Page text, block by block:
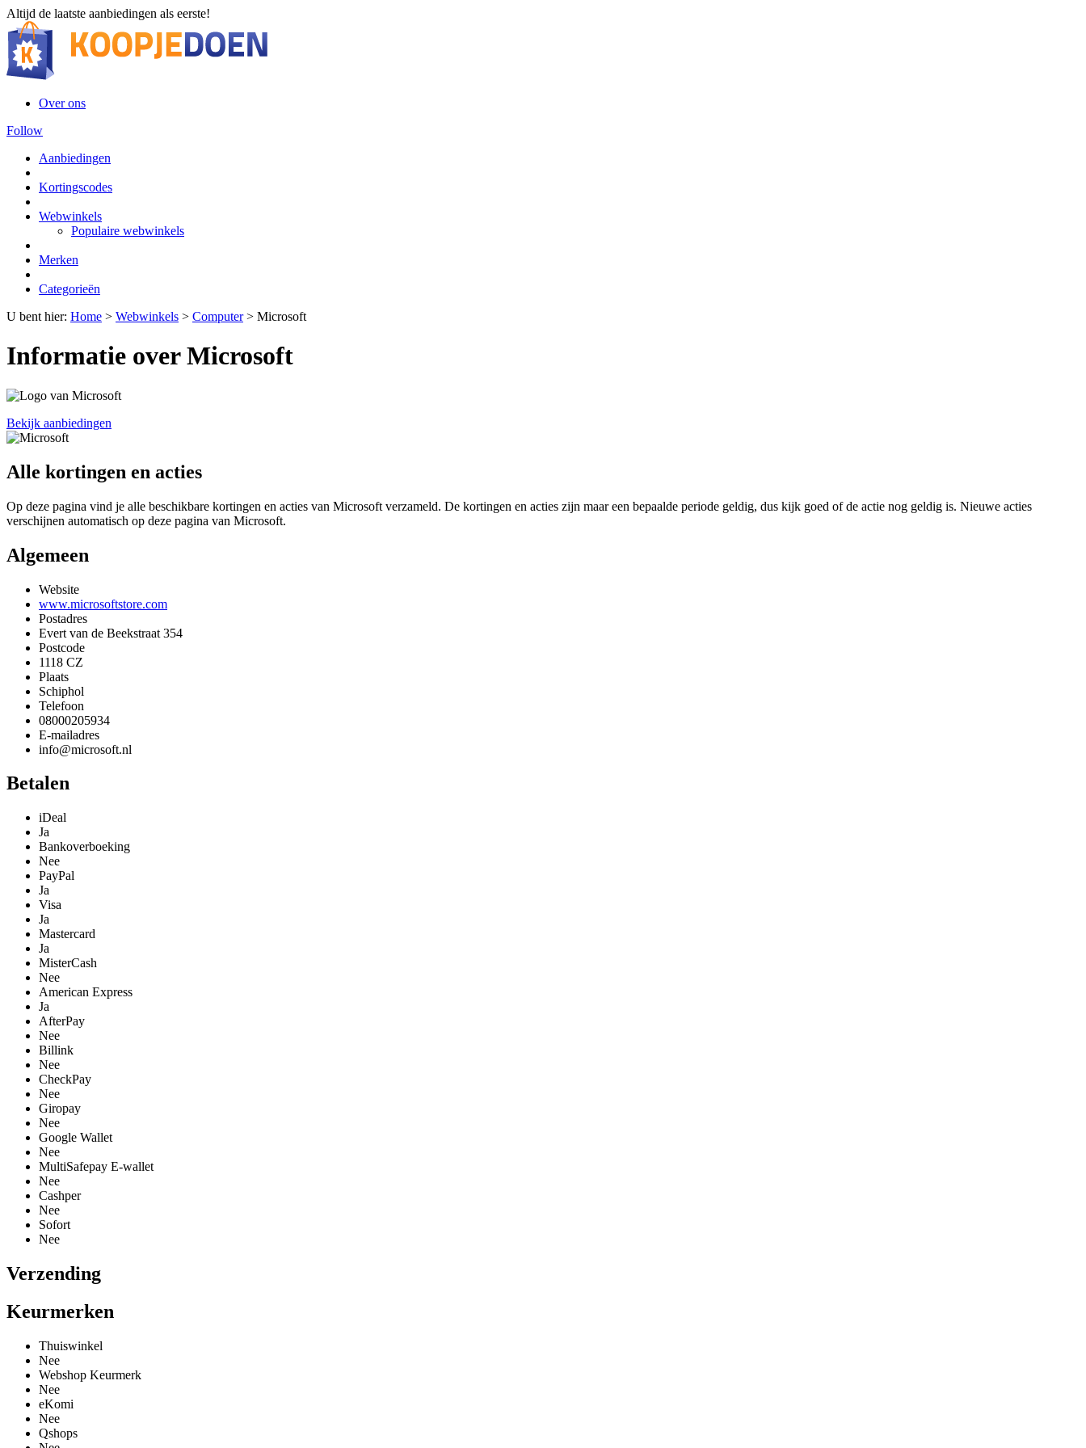
Altijd de laatste aanbiedingen als eerste!
Over ons
Follow
Aanbiedingen
Kortingscodes
Webwinkels
Populaire webwinkels
Merken
Categorieën
U bent hier: Home > Webwinkels > Computer> Microsoft
Informatie over Microsoft
Bekijk aanbiedingen
Alle kortingen en acties
Op deze pagina vind je alle beschikbare kortingen en acties van Microsoft verzameld. De kortingen en acties zijn maar een bepaalde periode geldig, dus kijk goed of de actie nog geldig is. Nieuwe acties
verschijnen automatisch op deze pagina van Microsoft.
Algemeen
Website
www.microsoftstore.com
Postadres
Evert van de Beekstraat 354
Postcode
1118 CZ
Plaats
Schiphol
Telefoon
08000205934
E-mailadres
info@microsoft.nl
Betalen
iDeal
Ja
Bankoverboeking
Nee
PayPal
Ja
Visa
Ja
Mastercard
Ja
MisterCash
Nee
American Express
Ja
AfterPay
Nee
Billink
Nee
CheckPay
Nee
Giropay
Nee
Google Wallet
Nee
MultiSafepay E-wallet
Nee
Cashper
Nee
Sofort
Nee
Verzending
Keurmerken
Thuiswinkel
Nee
Webshop Keurmerk
Nee
eKomi
Nee
Qshops